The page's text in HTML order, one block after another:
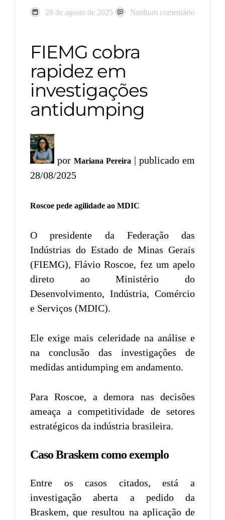
28 de agosto de 2025 Nenhum comentário
FIEMG cobra
rapidez em
investigações
antidumping
por Mariana Pereira | publicado em
28/08/2025
Roscoe pede agilidade ao MDIC
O presidente da Federação das
Indústrias do Estado de Minas Gerais
(FIEMG), Flávio Roscoe, fez um apelo
direto ao Ministério do
Desenvolvimento, Indústria, Comércio
e Serviços (MDIC).
Ele exige mais celeridade na análise e
na conclusão das investigações de
medidas antidumping em andamento.
Para Roscoe, a demora nas decisões
ameaça a competitividade de setores
estratégicos da indústria brasileira.
Caso Braskem como exemplo
Entre os casos citados, está a
investigação aberta a pedido da
Braskem, que resultou na aplicação de